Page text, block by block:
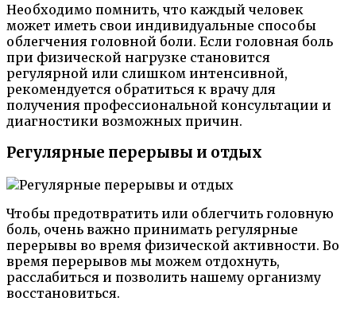
Необходимо помнить, что каждый человек
может иметь свои индивидуальные способы
облегчения головной боли. Если головная боль
при физической нагрузке становится
регулярной или слишком интенсивной,
рекомендуется обратиться к врачу для
получения профессиональной консультации и
диагностики возможных причин.
Регулярные перерывы и отдых
Чтобы предотвратить или облегчить головную
боль, очень важно принимать регулярные
перерывы во время физической активности. Во
время перерывов мы можем отдохнуть,
расслабиться и позволить нашему организму
восстановиться.